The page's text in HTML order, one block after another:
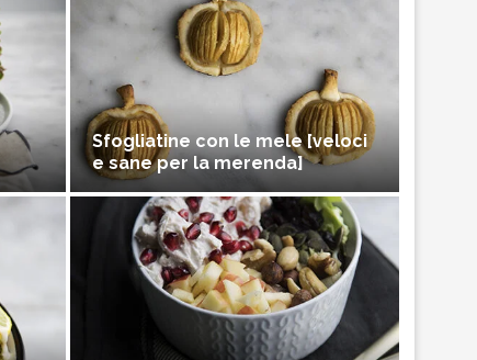
Sfogliatine con le mele [veloci
e sane per la merenda]